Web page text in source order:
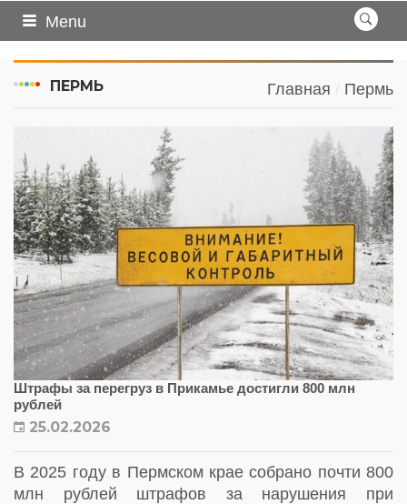
Menu
ПЕРМЬ Главная Пермь
Штрафы за перегруз в Прикамье достигли 800 млн
рублей
25.02.2026
В 2025 году в Пермском крае собрано почти 800
млн рублей штрафов за нарушения при